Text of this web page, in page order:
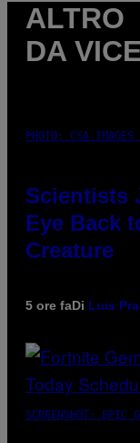
ALTRO
DA VICE
PHOTO: CSA
Scientists
Eye Back
Creature
5 ore faDi Luis
SCREENSHOT: EPIC